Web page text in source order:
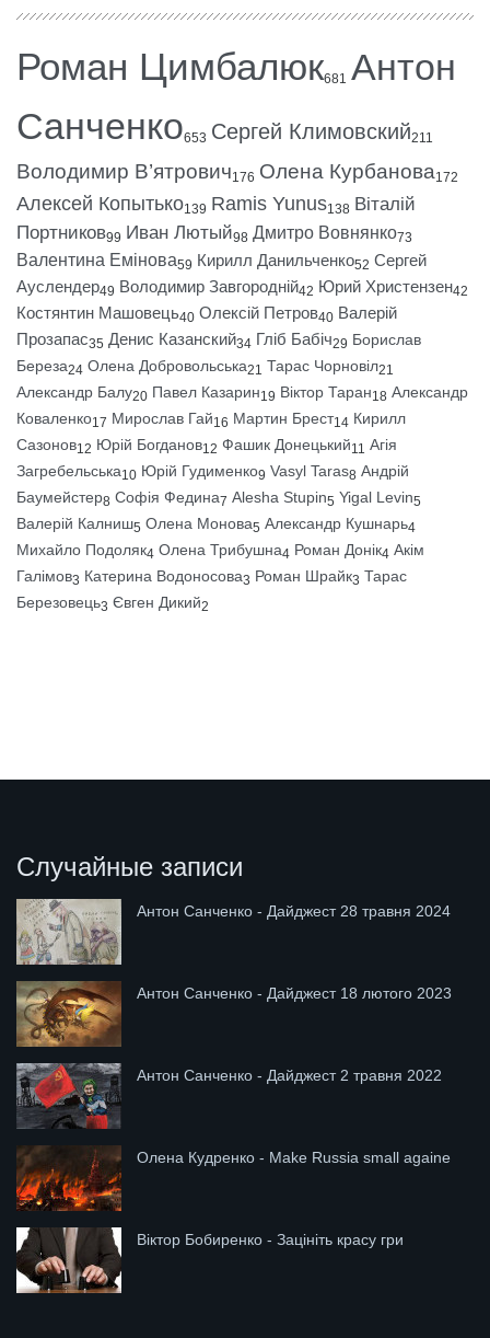
Роман Цимбалюк681 Антон
Санченко653 Сергей Климовский211
Володимир В’ятрович176 Олена Курбанова172
Алексей Копытько139 Ramis Yunus138 Віталій
Портников99 Иван Лютый98 Дмитро Вовнянко73
Валентина Емінова59 Кирилл Данильченко52 Сергей
Ауслендер49 Володимир Завгородній42 Юрий Христензен42
Костянтин Машовець40 Олексій Петров40 Валерій
Прозапас35 Денис Казанский34 Гліб Бабіч29 Борислав
Береза24 Олена Добровольська21 Тарас Чорновіл21
Александр Балу20 Павел Казарин19 Віктор Таран18 Александр
Коваленко17 Мирослав Гай16 Мартин Брест14 Кирилл
Сазонов12 Юрій Богданов12 Фашик Донецький11 Агія
Загребельська10 Юрій Гудименко9 Vasyl Taras8 Андрій
Баумейстер8 Софія Федина7 Alesha Stupin5 Yigal Levin5
Валерій Калниш5 Олена Монова5 Александр Кушнарь4
Михайло Подоляк4 Олена Трибушна4 Роман Донік4 Акім
Галімов3 Катерина Водоносова3 Роман Шрайк3 Тарас
Березовець3 Євген Дикий2
Случайные записи
Антон Санченко - Дайджест 28 травня 2024
Антон Санченко - Дайджест 18 лютого 2023
Антон Санченко - Дайджест 2 травня 2022
Олена Кудренко - Make Russia small againe
Віктор Бобиренко - Зацініть красу гри